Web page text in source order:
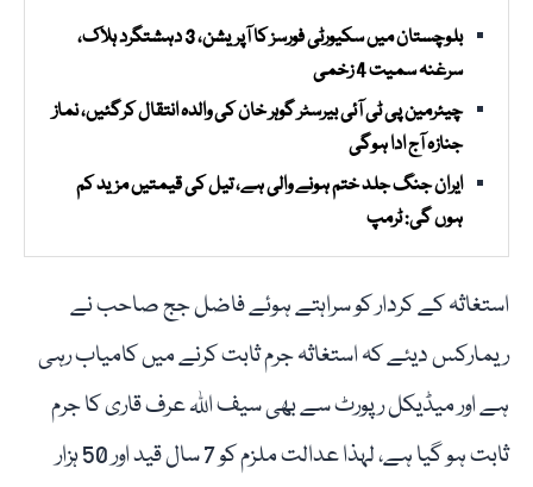
بلوچستان میں سکیورٹی فورسز کا آپریشن، 3 دہشتگرد ہلاک،
سرغنہ سمیت 4 زخمی
چیئرمین پی ٹی آئی بیرسٹر گوہر خان کی والدہ انتقال کرگئیں، نماز
جنازہ آج ادا ہوگی
ایران جنگ جلد ختم ہونے والی ہے، تیل کی قیمتیں مزید کم
ہوں گی: ٹرمپ
استغاثہ کے کردار کو سراہتے ہوئے فاضل جج صاحب نے
ریمارکس دیئے کہ استغاثہ جرم ثابت کرنے میں کامیاب رہی
ہے اور میڈیکل رپورٹ سے بھی سیف اللہ عرف قاری کا جرم
ثابت ہو گیا ہے، لہذا عدالت ملزم کو 7 سال قید اور 50 ہزار